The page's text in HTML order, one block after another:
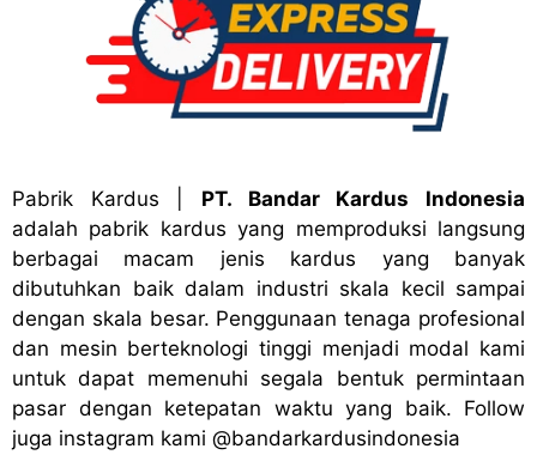
Pabrik Kardus
PT. Bandar Kardus Indonesia
adalah pabrik kardus yang memproduksi langsung
berbagai macam jenis kardus yang banyak
dibutuhkan baik dalam industri skala kecil sampai
dengan skala besar. Penggunaan tenaga profesional
dan mesin berteknologi tinggi menjadi modal kami
untuk dapat memenuhi segala bentuk permintaan
pasar dengan ketepatan waktu yang baik. Follow
juga instagram kami @bandarkardusindonesia